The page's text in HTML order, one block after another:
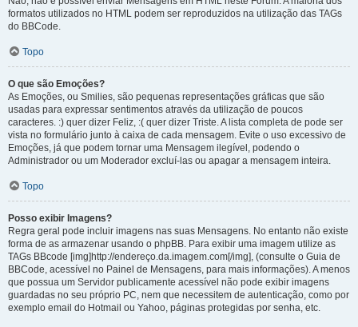
formatos utilizados no HTML podem ser reproduzidos na utilização das TAGs
do BBCode.
Topo
O que são Emoções?
As Emoções, ou Smilies, são pequenas representações gráficas que são
usadas para expressar sentimentos através da utilização de poucos
caracteres. :) quer dizer Feliz, :( quer dizer Triste. A lista completa de pode ser
vista no formulário junto à caixa de cada mensagem. Evite o uso excessivo de
Emoções, já que podem tornar uma Mensagem ilegível, podendo o
Administrador ou um Moderador excluí-las ou apagar a mensagem inteira.
Topo
Posso exibir Imagens?
Regra geral pode incluir imagens nas suas Mensagens. No entanto não existe
forma de as armazenar usando o phpBB. Para exibir uma imagem utilize as
TAGs BBcode [img]http://endereço.da.imagem.com[/img], (consulte o Guia de
BBCode, acessível no Painel de Mensagens, para mais informações). A menos
que possua um Servidor publicamente acessível não pode exibir imagens
guardadas no seu próprio PC, nem que necessitem de autenticação, como por
exemplo email do Hotmail ou Yahoo, páginas protegidas por senha, etc.